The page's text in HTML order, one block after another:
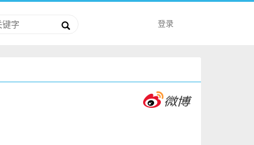
登录